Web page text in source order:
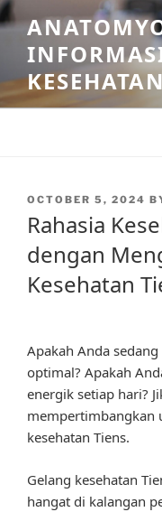
Skip
to
content
POSTED
OCTOBER 5, 2024
Rahasia
dengan
Kesehatan
Apakah Anda
optimal? Apakah
energik setiap hari?
mempertimbangkan
kesehatan Tiens.
Gelang kesehatan
hangat di kalangan